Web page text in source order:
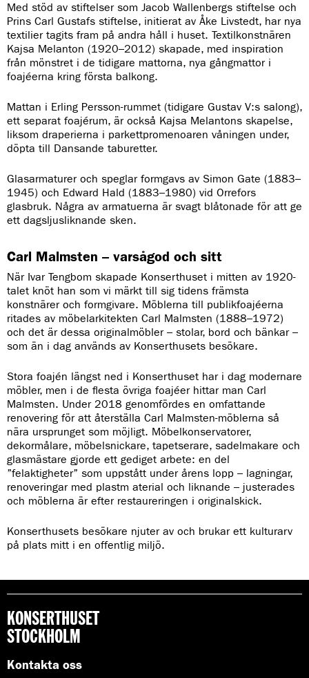
Med stöd av stiftelser som Jacob Wallenbergs stiftelse och
Prins Carl Gustafs stiftelse, initierat av Åke Livstedt, har nya
textilier tagits fram på andra håll i huset. Textilkonstnären
Kajsa Melanton (1920–2012) skapade, med inspiration
från mönstret i de tidigare mattorna, nya gångmattor i
foajéerna kring första balkong.
Mattan i Erling Persson-rummet (tidigare Gustav V:s salong),
ett separat foajérum, är också Kajsa Melantons skapelse,
liksom draperierna i parkettpromenoaren våningen under,
döpta till Dansande taburetter.
Glasarmaturer och speglar formgavs av Simon Gate (1883–
1945) och Edward Hald (1883–1980) vid Orrefors
glasbruk. Några av armatuerna är svagt blåtonade för att ge
ett dagsljusliknande sken.
Carl Malmsten – varsågod och sitt
När Ivar Tengbom skapade Konserthuset i mitten av 1920-
talet knöt han som vi märkt till sig tidens främsta
konstnärer och formgivare. Möblerna till publikfoajéerna
ritades av möbelarkitekten Carl Malmsten (1888–1972)
och det är dessa originalmöbler – stolar, bord och bänkar –
som än i dag används av Konserthusets besökare.
Stora foajén längst ned i Konserthuset har i dag modernare
möbler, men i de flesta övriga foajéer hittar man Carl
Malmsten. Under 2018 genomfördes en omfattande
renovering för att återställa Carl Malmsten-möblerna så
nära ursprunget som möjligt. Möbelkonservatorer,
dekormålare, möbelsnickare, tapetserare, sadelmakare och
glasmästare gjorde ett gediget arbete: en del
”felaktigheter” som uppstått under årens lopp – lagningar,
renoveringar med plastm aterial och liknande – justerades
och möblerna är efter restaureringen i originalskick.
Konserthusets besökare njuter av och brukar ett kulturarv
på plats mitt i en offentlig miljö.
KONSERTHUSET
STOCKHOLM
Kontakta oss